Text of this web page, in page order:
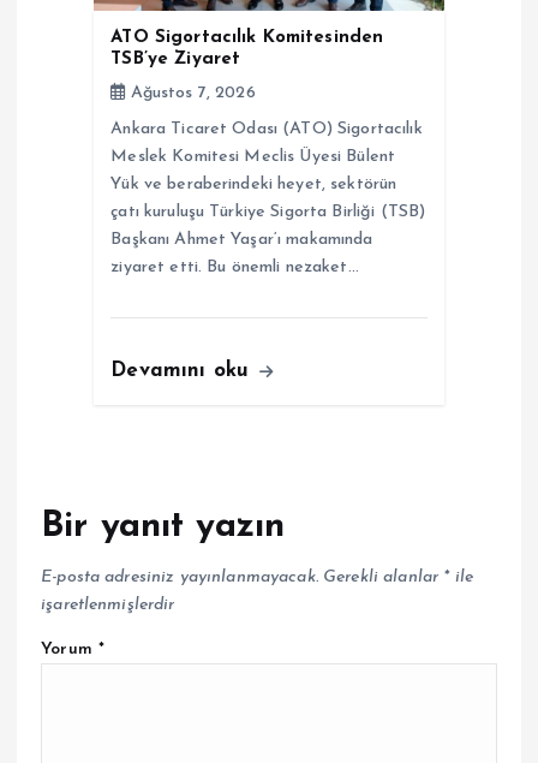
ATO Sigortacılık Komitesinden
TSB’ye Ziyaret
Ağustos 7, 2026
Ankara Ticaret Odası (ATO) Sigortacılık
Meslek Komitesi Meclis Üyesi Bülent
Yük ve beraberindeki heyet, sektörün
çatı kuruluşu Türkiye Sigorta Birliği (TSB)
Başkanı Ahmet Yaşar‘ı makamında
ziyaret etti. Bu önemli nezaket…
Devamını oku
Bir yanıt yazın
E-posta adresiniz yayınlanmayacak. Gerekli alanlar *ile
işaretlenmişlerdir
Yorum *